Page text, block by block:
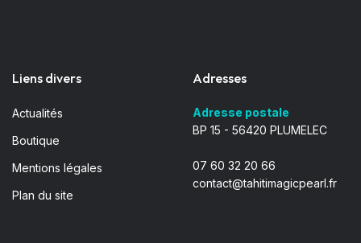
Liens divers
Actualités
Boutique
Mentions légales
Plan du site
Adresses
Adresse postale
BP 15 - 56420 PLUMELEC
07 60 32 20 66
contact@tahitimagicpearl.fr